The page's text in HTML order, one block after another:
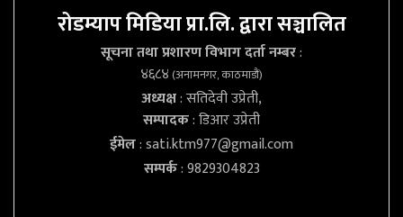
रोडम्याप मिडिया प्रा.लि. द्वारा सञ्चालित
सूचना तथा प्रशारण विभाग दर्ता नम्बर:
४६८४(अनामनगर, काठमाडौं)
अध्यक्ष: सतिदेवी उप्रेती,
सम्पादक: डिआर उप्रेती
ईमेल:sati.ktm977@gmail.com
सम्पर्क: 9829304823